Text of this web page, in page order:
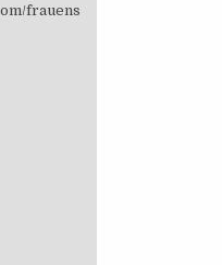
frauens